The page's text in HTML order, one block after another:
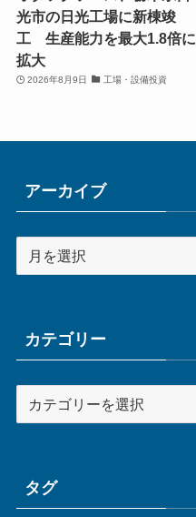
光市の日光工場に新棟竣
工 生産能力を最大1.8倍に
拡大
2026年8月9日 工場・設備投資
アーカイブ
ブカテゴリー
テ
ータグ